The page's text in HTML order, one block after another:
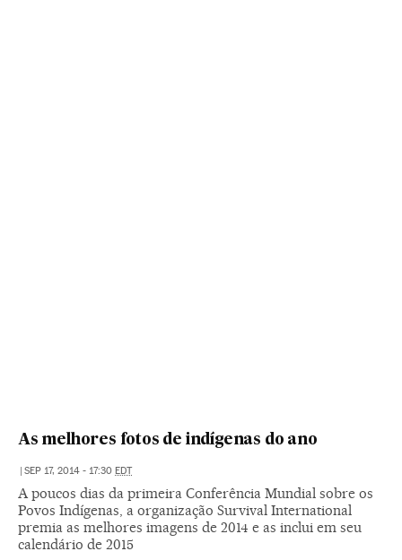
As melhores fotos de indígenas do ano
| SEP 17, 2014 - 17:30 EDT
A poucos dias da primeira Conferência Mundial sobre os
Povos Indígenas, a organização Survival International
premia as melhores imagens de 2014 e as inclui em seu
calendário de 2015